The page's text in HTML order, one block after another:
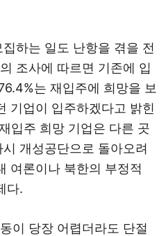
하는 일도 난항을 겪을 전
조사에 따르면 기존에 입
는 재입주에 희망을 보
기업이 입주하겠다고 밝힌
입주 희망 기업은 다른 곳
개성공단으로 돌아오려
여론이나 북한의 부정적
다.
이 당장 어렵더라도 단절